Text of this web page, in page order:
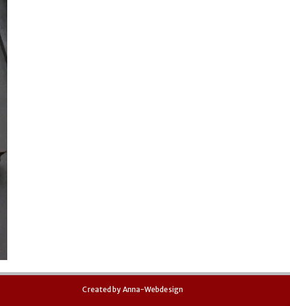
Created by Anna-Webdesign